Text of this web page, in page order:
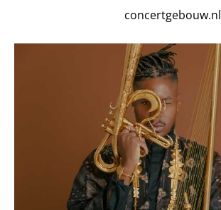
concertgebouw.nl